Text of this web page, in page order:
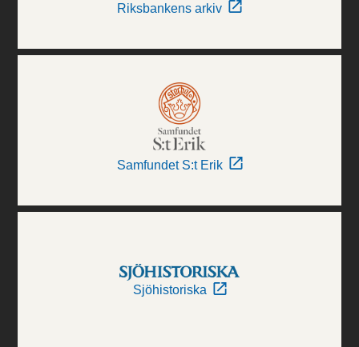
Riksbankens arkiv
Samfundet S:t Erik
Sjöhistoriska